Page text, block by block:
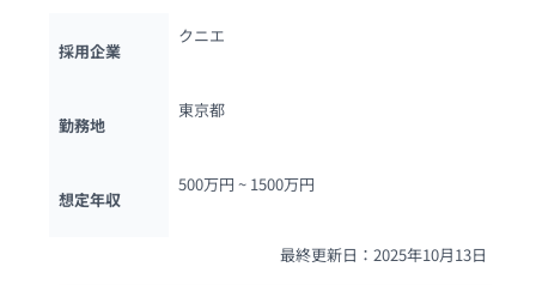
採用企業
クニエ
勤務地
東京都
想定年収
500万円 ~ 1500万円
最終更新日：2025年10月13日